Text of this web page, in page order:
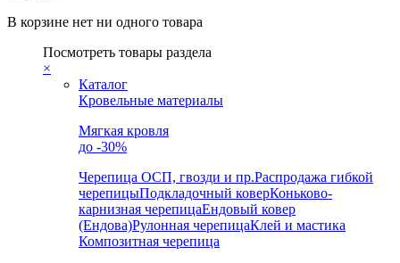
В корзине нет ни одного товара
Посмотреть товары раздела
×
Каталог
Кровельные материалы
Мягкая кровля
до -30%
Черепица ОСП, гвозди и пр.Распродажа гибкой
черепицыПодкладочный коверКоньково-
карнизная черепицаЕндовый ковер
(Ендова)Рулонная черепицаКлей и мастика
Композитная черепица